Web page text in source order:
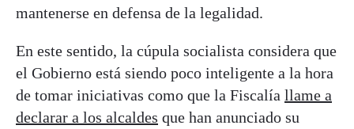
mantenerse en defensa de la legalidad.
En este sentido, la cúpula socialista considera que
el Gobierno está siendo poco inteligente a la hora
de tomar iniciativas como que la Fiscalía llame a
declarar a los alcaldes que han anunciado su